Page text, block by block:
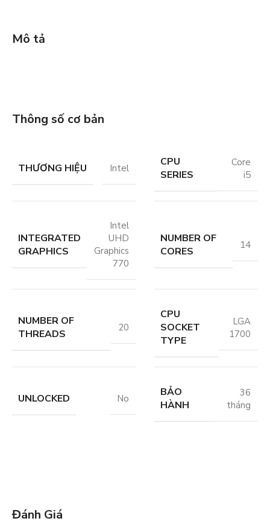
Mô tả
Thông số cơ bản
THƯƠNG HIỆU Intel
CPU
SERIES
Core
i5
INTEGRATED
GRAPHICS
Intel
UHD
Graphics
770
NUMBER OF
CORES
14
NUMBER OF
THREADS
20
CPU
SOCKET
TYPE
LGA
1700
UNLOCKED No
BẢO
HÀNH
36
tháng
Đánh Giá